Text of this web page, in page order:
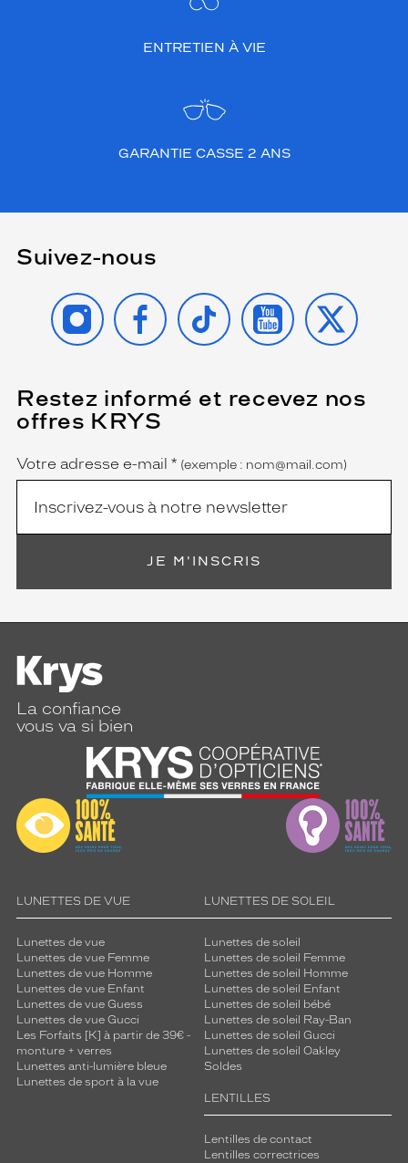
ENTRETIEN À VIE
GARANTIE CASSE 2 ANS
Suivez-nous
INSTAGRAMFACEBOOK
TIKTOK YOUTUBE
X
Restez informé et recevez nos
offres KRYS
Name
Votre adresse e-mail *
(Ce
champ
est
(exemple : nom@mail.com)
JE M'INSCRIS
La confiance
vous va si bien
LUNETTES DE VUE
Lunettes de vue
Lunettes de vue Femme
Lunettes de vue Homme
Lunettes de vue Enfant
Lunettes de vue Guess
Lunettes de vue Gucci
Les Forfaits [K] à partir de 39€ -
monture + verres
Lunettes anti-lumière bleue
Lunettes de sport à la vue
LUNETTES DE SOLEIL
Lunettes de soleil
Lunettes de soleil Femme
Lunettes de soleil Homme
Lunettes de soleil Enfant
Lunettes de soleil bébé
Lunettes de soleil Ray-Ban
Lunettes de soleil Gucci
Lunettes de soleil Oakley
Soldes
LENTILLES
Lentilles de contact
Lentilles correctrices